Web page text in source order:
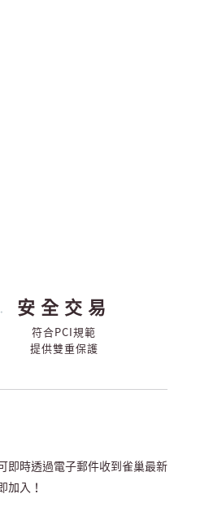
安全交易
符合PCI規範
提供雙重保護
即時透過電子郵件收到雀巢最新
加入！